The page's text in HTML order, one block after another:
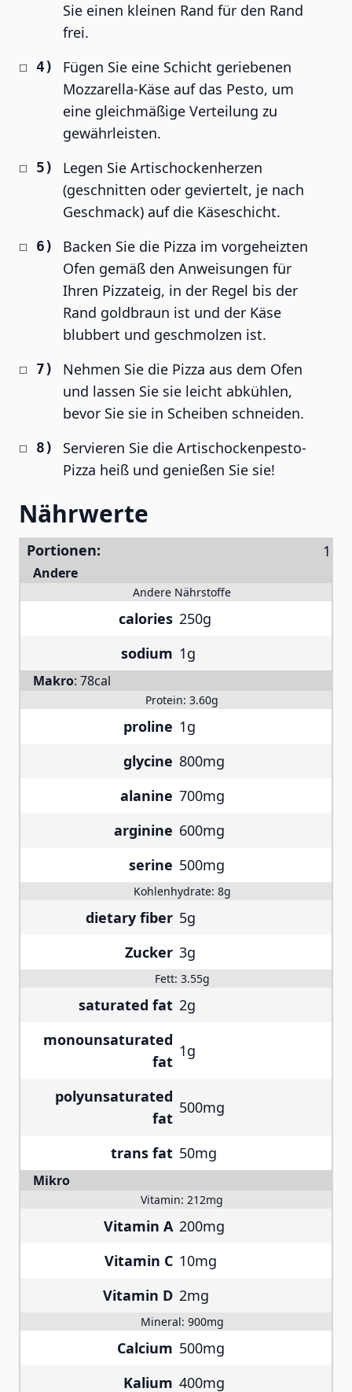
Sie einen kleinen Rand für den Rand
frei.
Fügen Sie eine Schicht geriebenen
Mozzarella-Käse auf das Pesto, um
eine gleichmäßige Verteilung zu
gewährleisten.
Legen Sie Artischockenherzen
(geschnitten oder geviertelt, je nach
Geschmack) auf die Käseschicht.
Backen Sie die Pizza im vorgeheizten
Ofen gemäß den Anweisungen für
Ihren Pizzateig, in der Regel bis der
Rand goldbraun ist und der Käse
blubbert und geschmolzen ist.
Nehmen Sie die Pizza aus dem Ofen
und lassen Sie sie leicht abkühlen,
bevor Sie sie in Scheiben schneiden.
Servieren Sie die Artischockenpesto-
Pizza heiß und genießen Sie sie!
Nährwerte
Portionen:
Andere
Andere Nährstoffe
calories 250g
sodium 1g
Makro: 78cal
Protein: 3.60g
proline 1g
glycine 800mg
alanine 700mg
arginine 600mg
serine 500mg
Kohlenhydrate: 8g
dietary fiber 5g
Zucker 3g
Fett: 3.55g
saturated fat 2g
monounsaturated
fat
1g
polyunsaturated
fat
500mg
trans fat 50mg
Mikro
Vitamin: 212mg
Vitamin A 200mg
Vitamin C 10mg
Vitamin D 2mg
Mineral: 900mg
Calcium 500mg
Kalium 400mg